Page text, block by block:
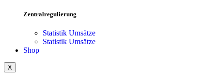
Zentralregulierung
Statistik Umsätze
Statistik Umsätze
Shop
X